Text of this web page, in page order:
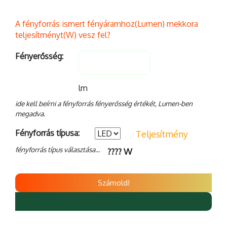
A fényforrás ismert fényáramhoz(Lumen) mekkora
teljesítményt(W) vesz fel?
Fényerősség:
lm
ide kell beírni a fényforrás fényerősség értékét, Lumen-ben
megadva.
Fényforrás típusa:
fényforrás típus választása...
Teljesítmény
???? W
Számold!